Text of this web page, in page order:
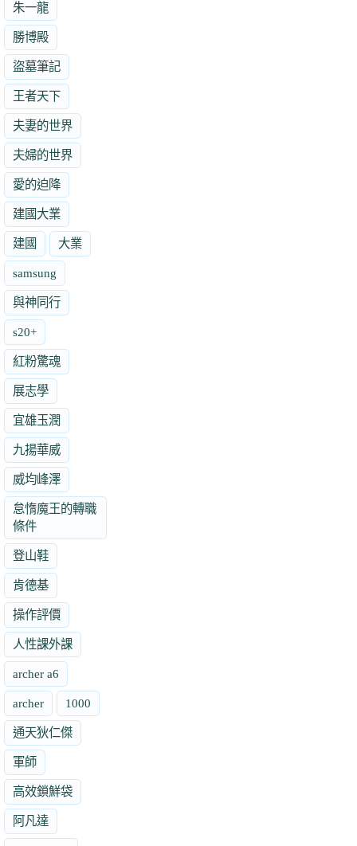
朱一龍
勝博殿
盜墓筆記
王者天下
夫妻的世界
夫婦的世界
愛的迫降
建國大業
建國 大業
samsung
與神同行
s20+
紅粉驚魂
展志學
宜雄玉潤
九揚華威
威均峰澤
怠惰魔王的轉職
條件
登山鞋
肯德基
操作評價
人性課外課
archer a6
archer 1000
通天狄仁傑
軍師
高效鎖鮮袋
阿凡達